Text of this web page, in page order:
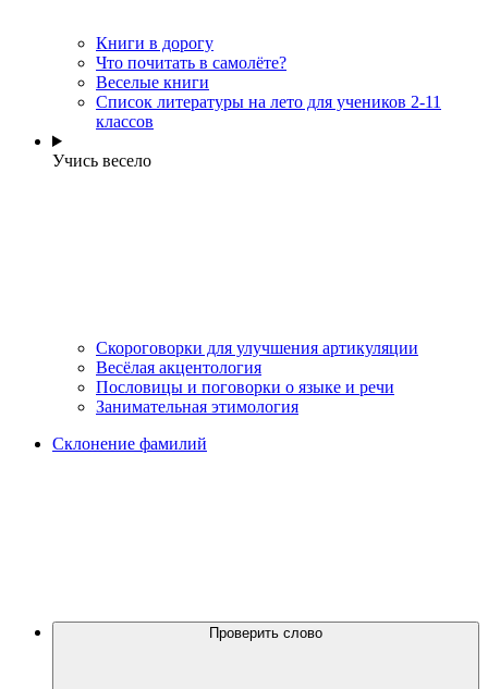
Книги в дорогу
Что почитать в самолёте?
Веселые книги
Cписок литературы на лето для учеников 2-11
классов
Учись весело
Скороговорки для улучшения артикуляции
Весёлая акцентология
Пословицы и поговорки о языке и речи
Занимательная этимология
Склонение фамилий
Проверить слово